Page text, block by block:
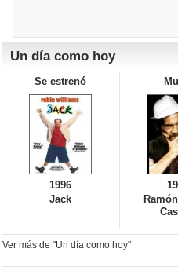
Un día como hoy
Se estrenó
1996
Jack
Ver más de "Un día como hoy"